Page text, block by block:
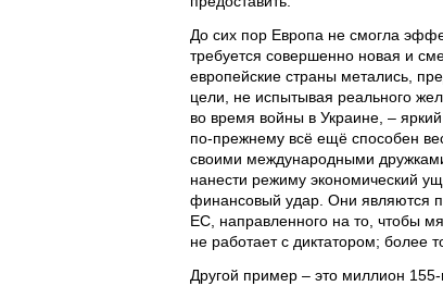
До сих пор Европа не смогла
требуется совершенно новая и
европейские страны метались,
цели, не испытывая реального
во время войны в Украине, –
по-прежнему всё ещё способен
своими международными
нанести режиму экономический
финансовый удар. Они являются
ЕС, направленного на то, чтобы
не работает с диктатором; более
Другой пример – это миллион